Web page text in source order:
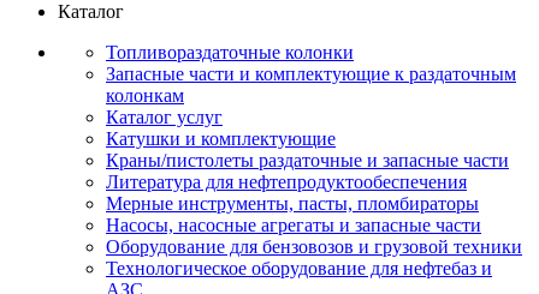
Каталог
Топливораздаточные колонки
Запасные части и комплектующие к раздаточным
колонкам
Каталог услуг
Катушки и комплектующие
Краны/пистолеты раздаточные и запасные части
Литература для нефтепродуктообеспечения
Мерные инструменты, пасты, пломбираторы
Насосы, насосные агрегаты и запасные части
Оборудование для бензовозов и грузовой техники
Технологическое оборудование для нефтебаз и
АЗС